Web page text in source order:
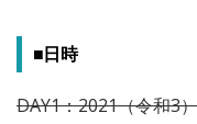
■日時
DAY1：2021（令和3